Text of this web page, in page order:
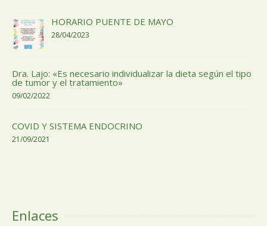
HORARIO PUENTE DE MAYO
28/04/2023
Dra. Lajo: «Es necesario individualizar la dieta según el tipo
de tumor y el tratamiento»
09/02/2022
COVID Y SISTEMA ENDOCRINO
21/09/2021
Enlaces